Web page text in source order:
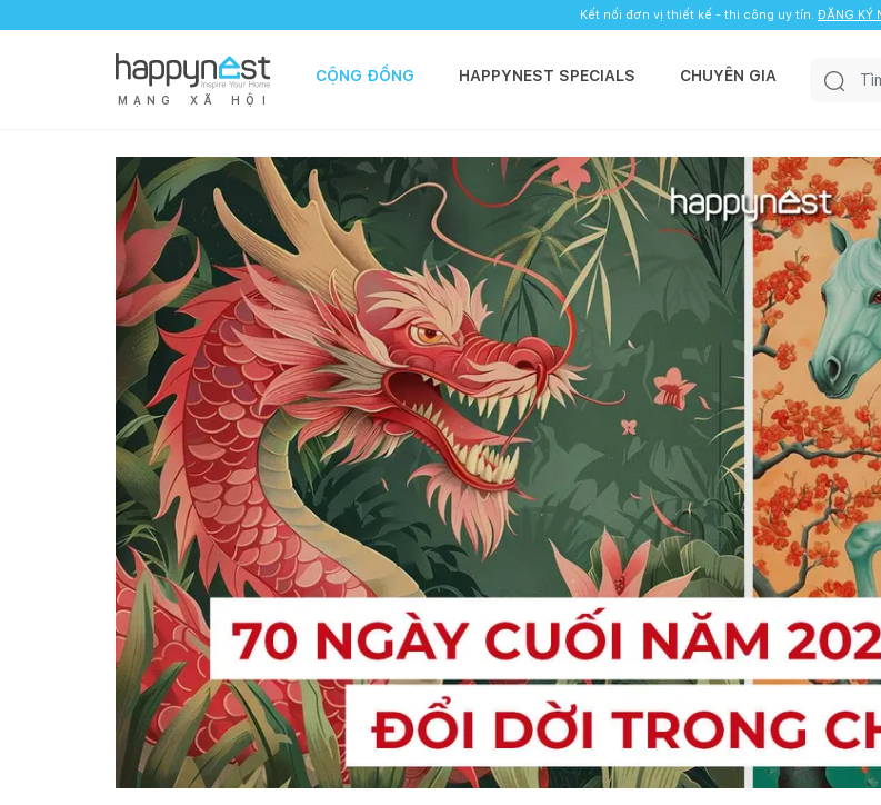
Kết nối đơn vị thiết kế - thi công uy tín. ĐĂNG KÝ
M Ạ N G X Ã H Ộ I
CỘNG ĐỒNG HAPPYNEST SPECIALS CHUYÊN GIA